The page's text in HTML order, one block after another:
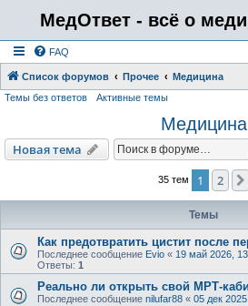
МедОтвет - всё о
FAQ
Список форумов Прочее Медицина
Темы без ответов Активные темы
Медицина
Новая тема
35 тем 1 2
Темы
Как предотвратить цистит после
Последнее сообщение Evio « 19 май 2026,
Ответы: 1
Реально ли открыть свой
Последнее сообщение nilufar88 « 05 дек